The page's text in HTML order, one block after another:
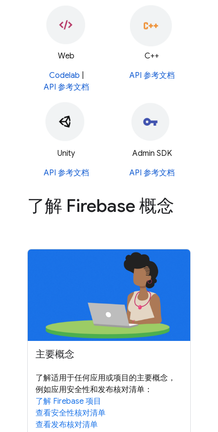
Web
Codelab
API 参考文档
C++
API 参考文档
Unity
API 参考文档
Admin SDK
API 参考文档
了解 Firebase 概念
主要概念
了解适用于任何应用或项目的主要概念，
例如应用安全性和发布核对清单：
了解 Firebase 项目
查看安全性核对清单
查看发布核对清单